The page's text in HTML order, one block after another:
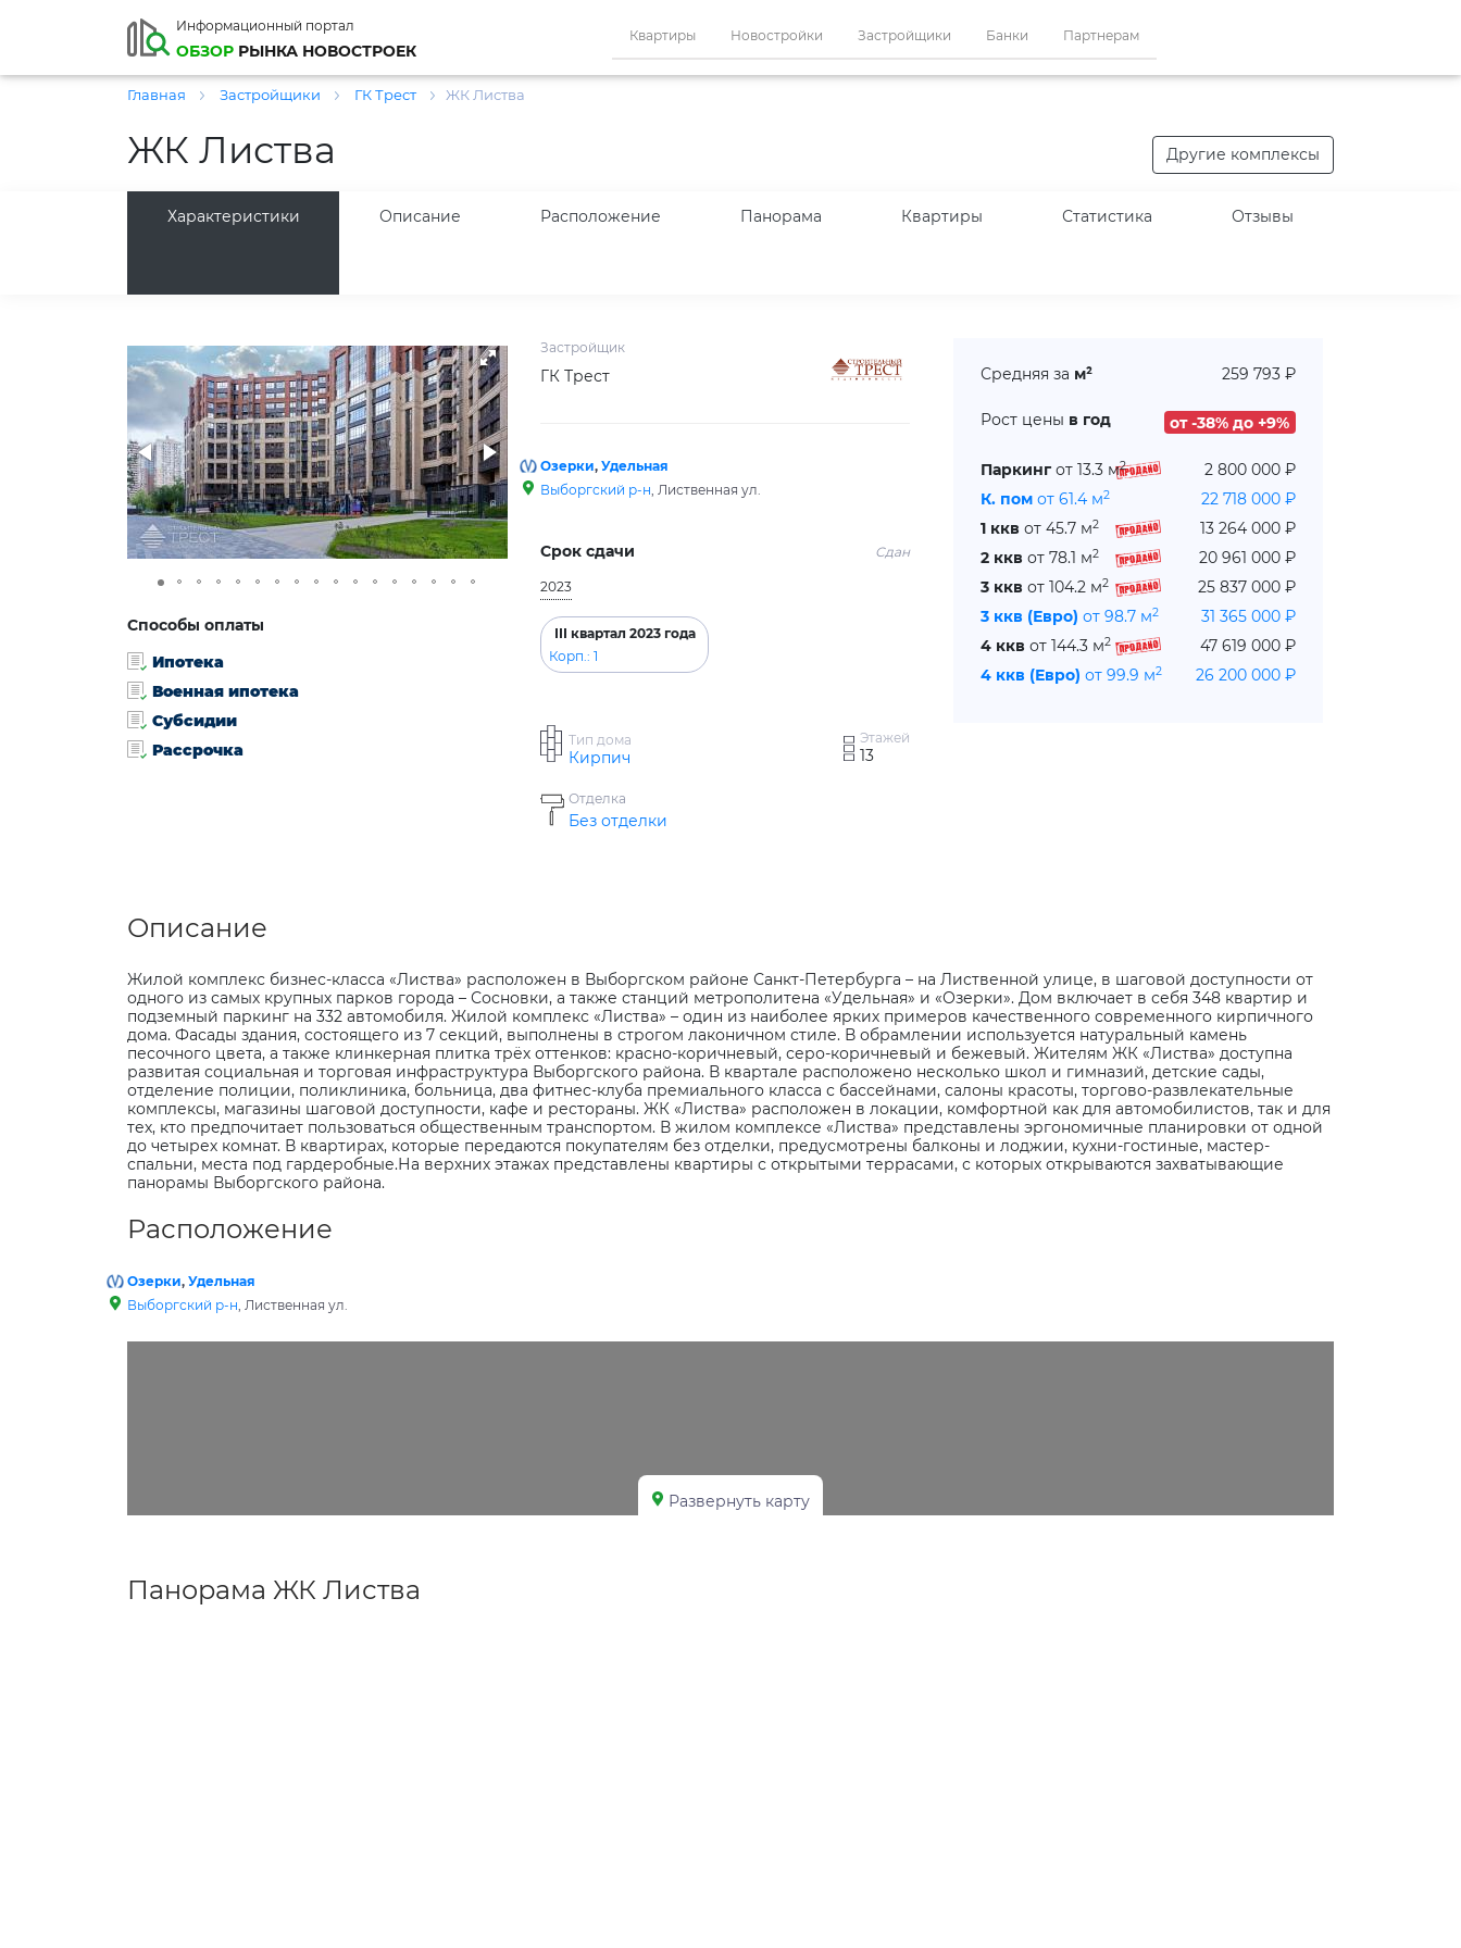
Информационный портал
ОБЗОР РЫНКА НОВОСТРОЕК
Квартиры Новостройки Застройщики Банки Партнерам
Главная Застройщики ГК Трест ЖК Листва
ЖК Листва Другие комплексы
Характеристики Описание Расположение Панорама Квартиры Статистика Отзывы
Способы оплаты
Ипотека
Военная ипотека
Субсидии
Рассрочка
Застройщик
ГК Трест
Озерки, Удельная
Выборгский р-н, Лиственная ул.
Срок сдачи Сдан
2023
III квартал 2023 года
Корп.: 1
Тип дома
Кирпич
Этажей
13
Отделка
Без отделки
Средняя за м² 259 793 ₽
Рост цены в год от -38% до +9%
Паркинг от 13.3 м2
2 800 000 ₽
К. пом от 61.4 м2
22 718 000 ₽
1 ккв от 45.7 м2
13 264 000 ₽
2 ккв от 78.1 м2
20 961 000 ₽
3 ккв от 104.2 м2
25 837 000 ₽
3 ккв (Евро) от 98.7 м2
31 365 000 ₽
4 ккв от 144.3 м2
47 619 000 ₽
4 ккв (Евро) от 99.9 м2 26 200 000 ₽
Описание
Жилой комплекс бизнес-класса «Листва» расположен в Выборгском районе Санкт-Петербурга – на Лиственной улице, в шаговой доступности от
одного из самых крупных парков города – Сосновки, а также станций метрополитена «Удельная» и «Озерки». Дом включает в себя 348 квартир и
подземный паркинг на 332 автомобиля. Жилой комплекс «Листва» – один из наиболее ярких примеров качественного современного кирпичного
дома. Фасады здания, состоящего из 7 секций, выполнены в строгом лаконичном стиле. В обрамлении используется натуральный камень
песочного цвета, а также клинкерная плитка трёх оттенков: красно-коричневый, серо-коричневый и бежевый. Жителям ЖК «Листва» доступна
развитая социальная и торговая инфраструктура Выборгского района. В квартале расположено несколько школ и гимназий, детские сады,
отделение полиции, поликлиника, больница, два фитнес-клуба премиального класса с бассейнами, салоны красоты, торгово-развлекательные
комплексы, магазины шаговой доступности, кафе и рестораны. ЖК «Листва» расположен в локации, комфортной как для автомобилистов, так и для
тех, кто предпочитает пользоваться общественным транспортом. В жилом комплексе «Листва» представлены эргономичные планировки от одной
до четырех комнат. В квартирах, которые передаются покупателям без отделки, предусмотрены балконы и лоджии, кухни-гостиные, мастер-
спальни, места под гардеробные.На верхних этажах представлены квартиры с открытыми террасами, с которых открываются захватывающие
панорамы Выборгского района.
Расположение
Озерки, Удельная
Выборгский р-н, Лиственная ул.
Развернуть карту
Панорама ЖК Листва